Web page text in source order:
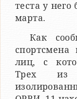
теста у
марта.
Как
лиц, с
Трех из